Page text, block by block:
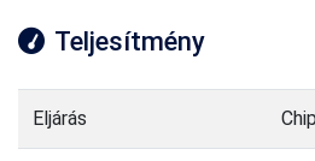
Teljesítmény
Eljárás